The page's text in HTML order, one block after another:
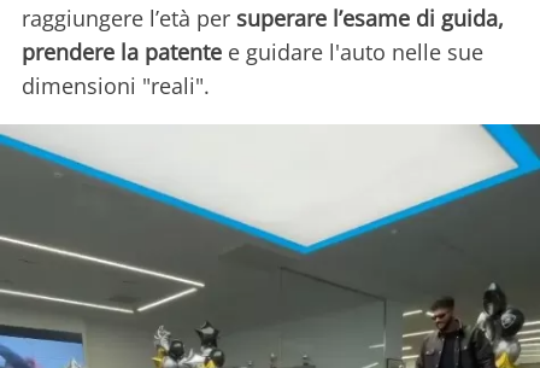
raggiungere l’età per superare l’esame di guida,
prendere la patente e guidare l'auto nelle sue
dimensioni "reali".